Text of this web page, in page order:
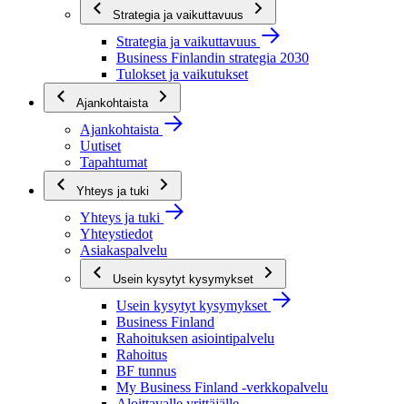
Strategia ja vaikuttavuus
Strategia ja vaikuttavuus
Business Finlandin strategia 2030
Tulokset ja vaikutukset
Ajankohtaista
Ajankohtaista
Uutiset
Tapahtumat
Yhteys ja tuki
Yhteys ja tuki
Yhteystiedot
Asiakaspalvelu
Usein kysytyt kysymykset
Usein kysytyt kysymykset
Business Finland
Rahoituksen asiointipalvelu
Rahoitus
BF tunnus
My Business Finland -verkkopalvelu